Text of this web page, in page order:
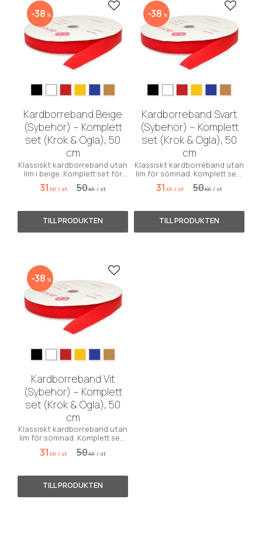
Kardborreband Beige
(Sybehör) – Komplett
set (Krok & Ögla), 50
cm
Klassiskt kardborreband utan
lim i beige. Komplett set för
sömnad. Säljs i 50 cm-
enheter.
31 KR / st 50KR / st
38 % Lägg till i favoriter
Kardborreband Svart
(Sybehör) – Komplett
set (Krok & Ögla), 50
cm
Klassiskt kardborreband utan
lim för sömnad. Komplett set i
svart. Säljs i 50 cm-enheter.
31 KR / st 50KR / st
38 % Lägg
Kardborreband Vit
(Sybehör) – Komplett
set (Krok & Ögla), 50
cm
Klassiskt kardborreband utan
lim för sömnad. Komplett set i
vitt. Säljs i 50 cm-enheter.
31 KR / st 50KR / st
38 % Lägg till i favoriter